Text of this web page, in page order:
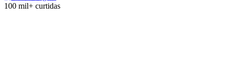
100 mil+ curtidas